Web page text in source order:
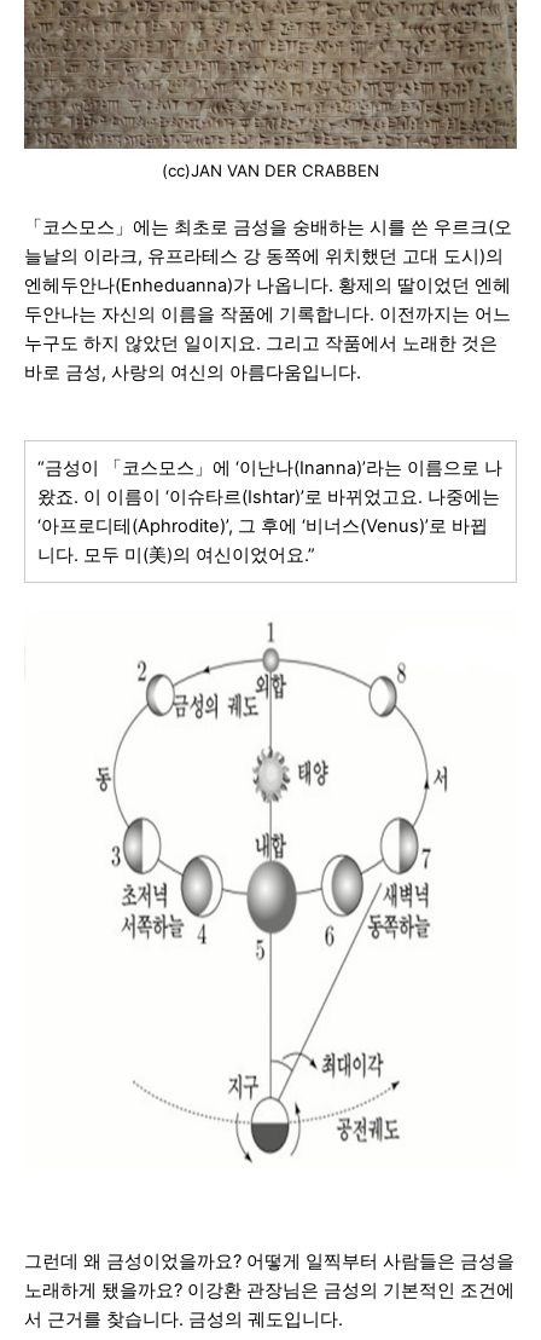
(cc)JAN VAN DER CRABBEN
「코스모스」에는 최초로 금성을 숭배하는 시를 쓴 우르크(오
늘날의 이라크, 유프라테스 강 동쪽에 위치했던 고대 도시)의
엔헤두안나(Enheduanna)가 나옵니다. 황제의 딸이었던 엔헤
두안나는 자신의 이름을 작품에 기록합니다. 이전까지는 어느
누구도 하지 않았던 일이지요. 그리고 작품에서 노래한 것은
바로 금성, 사랑의 여신의 아름다움입니다.
“금성이 「코스모스」에 ‘이난나(Inanna)’라는 이름으로 나
왔죠. 이 이름이 ‘이슈타르(Ishtar)’로 바뀌었고요. 나중에는
‘아프로디테(Aphrodite)’, 그 후에 ‘비너스(Venus)’로 바뀝
니다. 모두 미(美)의 여신이었어요.”
그런데 왜 금성이었을까요? 어떻게 일찍부터 사람들은 금성을
노래하게 됐을까요? 이강환 관장님은 금성의 기본적인 조건에
서 근거를 찾습니다. 금성의 궤도입니다.